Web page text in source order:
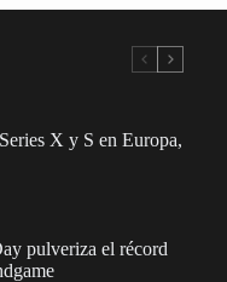
X y S en Europa,
pulveriza el récord